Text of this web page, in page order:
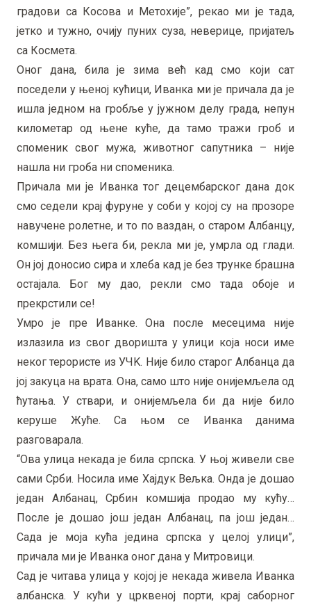
градови са Косова и Метохије”, рекао ми је тада,
јетко и тужно, очију пуних суза, неверице, пријатељ
са Космета.
Оног дана, била је зима већ кад смо који сат
поседели у њеној кућици, Иванка ми је причала да је
ишла једном на гробље у јужном делу града, непун
километар од њене куће, да тамо тражи гроб и
споменик свог мужа, животног сапутника – није
нашла ни гроба ни споменика.
Причала ми је Иванка тог децембарског дана док
смо седели крај фуруне у соби у којој су на прозоре
навучене ролетне, и то по ваздан, о старом Албанцу,
комшији. Без њега би, рекла ми је, умрла од глади.
Он јој доносио сира и хлеба кад је без трунке брашна
остајала. Бог му дао, рекли смо тада обоје и
прекрстили се!
Умро је пре Иванке. Она после месецима није
излазила из свог дворишта у улици која носи име
неког терористе из УЧK. Није било старог Албанца да
јој закуца на врата. Она, само што није онијемљела од
ћутања. У ствари, и онијемљела би да није било
керуше Жуће. Са њом се Иванка данима
разговарала.
“Ова улица некада је била српска. У њој живели све
сами Срби. Носила име Хајдук Вељка. Онда је дошао
један Албанац, Србин комшија продао му кућу…
После је дошао још један Албанац, па још један…
Сада је моја кућа једина српска у целој улици”,
причала ми је Иванка оног дана у Митровици.
Сад је читава улица у којој је некада живела Иванка
албанска. У кући у црквеној порти, крај саборног